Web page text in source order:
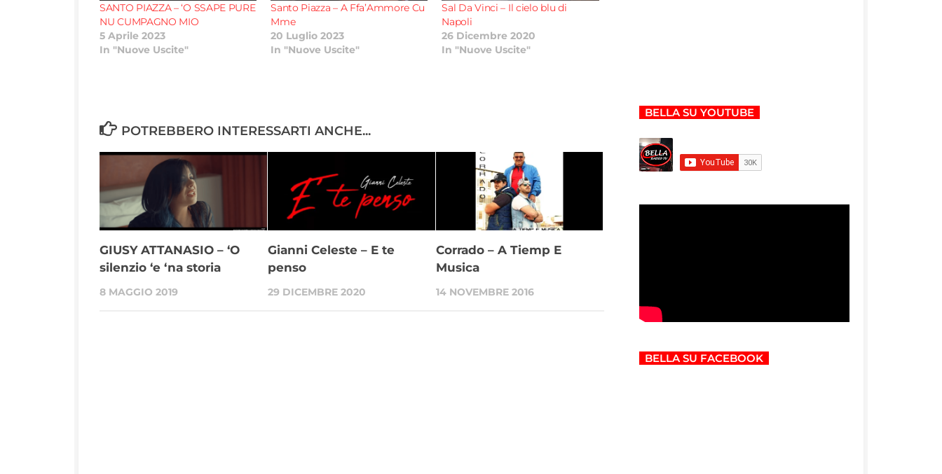
SANTO PIAZZA – ‘O SSAPE PURE
NU CUMPAGNO MIO
5 Aprile 2023
In "Nuove Uscite"
Santo Piazza – A Ffa’Ammore Cu
Mme
20 Luglio 2023
In "Nuove Uscite"
Sal Da Vinci – Il cielo blu di
Napoli
26 Dicembre 2020
In "Nuove Uscite"
POTREBBERO INTERESSARTI ANCHE...
GIUSY ATTANASIO – ‘O
silenzio ‘e ‘na storia
8 MAGGIO 2019
Gianni Celeste – E te
penso
29 DICEMBRE 2020
Corrado – A Tiemp E
Musica
14 NOVEMBRE 2016
BELLA SU YOUTUBE
BELLA SU FACEBOOK